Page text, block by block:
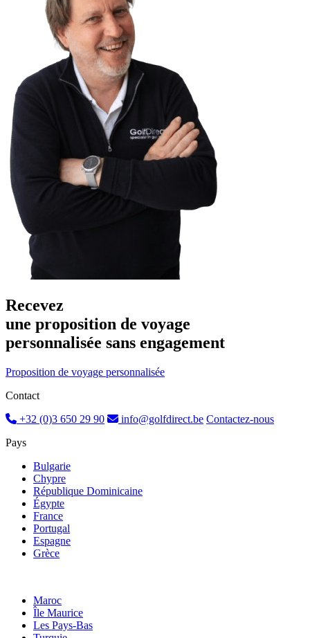
Recevez
une proposition de voyage
personnalisée sans engagement
Proposition de voyage personnalisée
Contact
+32 (0)3 650 29 90
info@golfdirect.be Contactez-nous
Pays
Bulgarie
Chypre
République Dominicaine
Égypte
France
Portugal
Espagne
Grèce
Maroc
Île Maurice
Les Pays-Bas